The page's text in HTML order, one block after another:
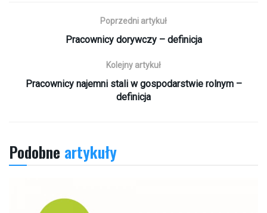
Poprzedni artykuł
Pracownicy dorywczy – definicja
Kolejny artykuł
Pracownicy najemni stali w gospodarstwie rolnym –
definicja
Podobne artykuły